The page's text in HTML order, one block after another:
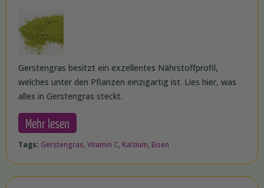
Gerstengras besitzt ein exzellentes Nährstoffprofil,
welches unter den Pflanzen einzigartig ist. Lies hier, was
alles in Gerstengras steckt.
Mehr lesen
Tags: Gerstengras, Vitamin C, Kalzium, Eisen